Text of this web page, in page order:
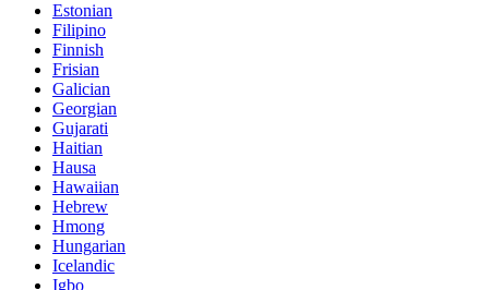
Estonian
Filipino
Finnish
Frisian
Galician
Georgian
Gujarati
Haitian
Hausa
Hawaiian
Hebrew
Hmong
Hungarian
Icelandic
Igbo